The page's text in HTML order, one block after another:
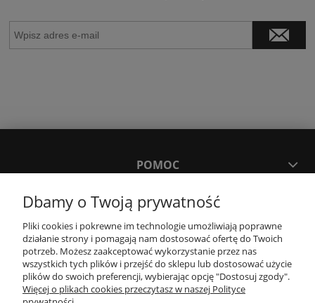
POMOC
MOJE KONTO
PŁATNOŚCI I DOSTAWA
KONTAKT
Dbamy o Twoją prywatność
Pliki cookies i pokrewne im technologie umożliwiają poprawne
działanie strony i pomagają nam dostosować ofertę do Twoich
potrzeb. Możesz zaakceptować wykorzystanie przez nas
wszystkich tych plików i przejść do sklepu lub dostosować użycie
plików do swoich preferencji, wybierając opcję "Dostosuj zgody".
Więcej o plikach cookies przeczytasz w naszej Polityce